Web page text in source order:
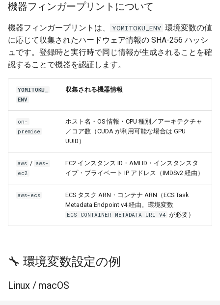
機器フィンガープリントについて
機器フィンガープリントは、 YOMITOKU_ENV 環境変数の値
に応じて収集されたハードウェア情報の SHA-256 ハッシ
ュです。登録時と実行時で同じ情報が生成されることを確
認することで機器を認証します。
YOMITOKU_
ENV
収集される機器情報
on-
premise
ホスト名・OS 情報・CPU 種別／アーキテクチャ
／コア数（CUDA が利用可能な場合は GPU
UUID）
aws / aws-
ec2
EC2 インスタンス ID・AMI ID・インスタンスタ
イプ・プライベート IP アドレス（IMDSv2 経由）
aws-ecs
ECS タスク ARN・コンテナ ARN（ECS Task
Metadata Endpoint v4 経由。環境変数
ECS_CONTAINER_METADATA_URI_V4 が必要）
🔧 環境変数設定の例
Linux / macOS